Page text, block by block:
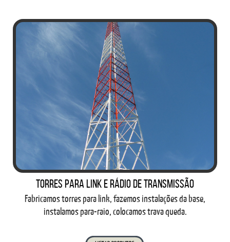
Torres para link e rádio de transmissão
Fabricamos torres para link, fazemos instalações da base,
instalamos para-raio, colocamos trava queda.